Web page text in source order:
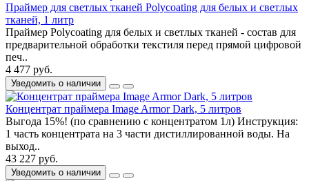
Праймер для cветлых тканей Polycoating для белых и светлых
тканей, 1 литр
Праймер Polycoating для белых и светлых тканей - состав для
предварительной обработки текстиля перед прямой цифровой
печ..
4 477 руб.
Уведомить о наличии
Концентрат праймера Image Armor Dark, 5 литров
Выгода 15%! (по сравнению с концентратом 1л) Инструкция:
1 часть концентрата на 3 части дистиллированной воды. На
выход..
43 227 руб.
Уведомить о наличии